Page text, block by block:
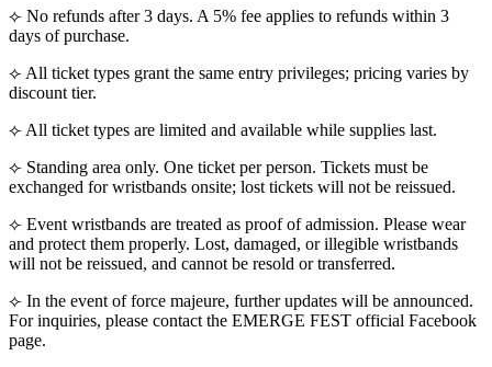
⟣ No refunds after 3 days. A 5% fee applies to refunds within 3
days of purchase.
⟣ All ticket types grant the same entry privileges; pricing varies by
discount tier.
⟣ All ticket types are limited and available while supplies last.
⟣ Standing area only. One ticket per person. Tickets must be
exchanged for wristbands onsite; lost tickets will not be reissued.
⟣ Event wristbands are treated as proof of admission. Please wear
and protect them properly. Lost, damaged, or illegible wristbands
will not be reissued, and cannot be resold or transferred.
⟣ In the event of force majeure, further updates will be announced.
For inquiries, please contact the EMERGE FEST official Facebook
page.